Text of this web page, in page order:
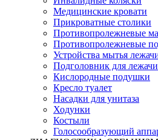
Медицинские кровати
Прикроватные столики
Противопролежневые
Противопролежневые
Устройства мытья
Подголовник для
Кислородные подушки
Кресло туалет
Насадки для унитаза
Ходунки
Костыли
Голосообразующий